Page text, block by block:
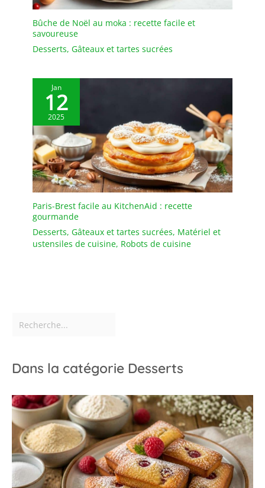
pendaison de
crémaillère, une fête,
événements festifs
Bûche de Noël au moka : recette facile et
savoureuse
Desserts, Gâteaux et tartes sucrées
Jan
12
2025
Paris-Brest facile au KitchenAid : recette
gourmande
Desserts, Gâteaux et tartes sucrées, Matériel et
ustensiles de cuisine, Robots de cuisine
Dans la catégorie Desserts